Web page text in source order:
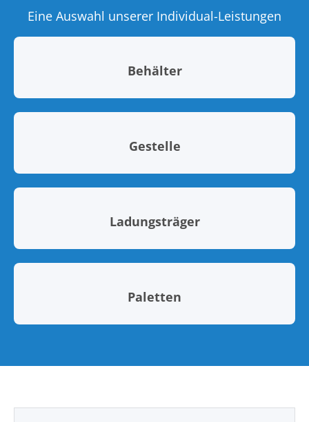
Eine Auswahl unserer Individual-Leistungen
Behälter
Gestelle
Ladungsträger
Paletten